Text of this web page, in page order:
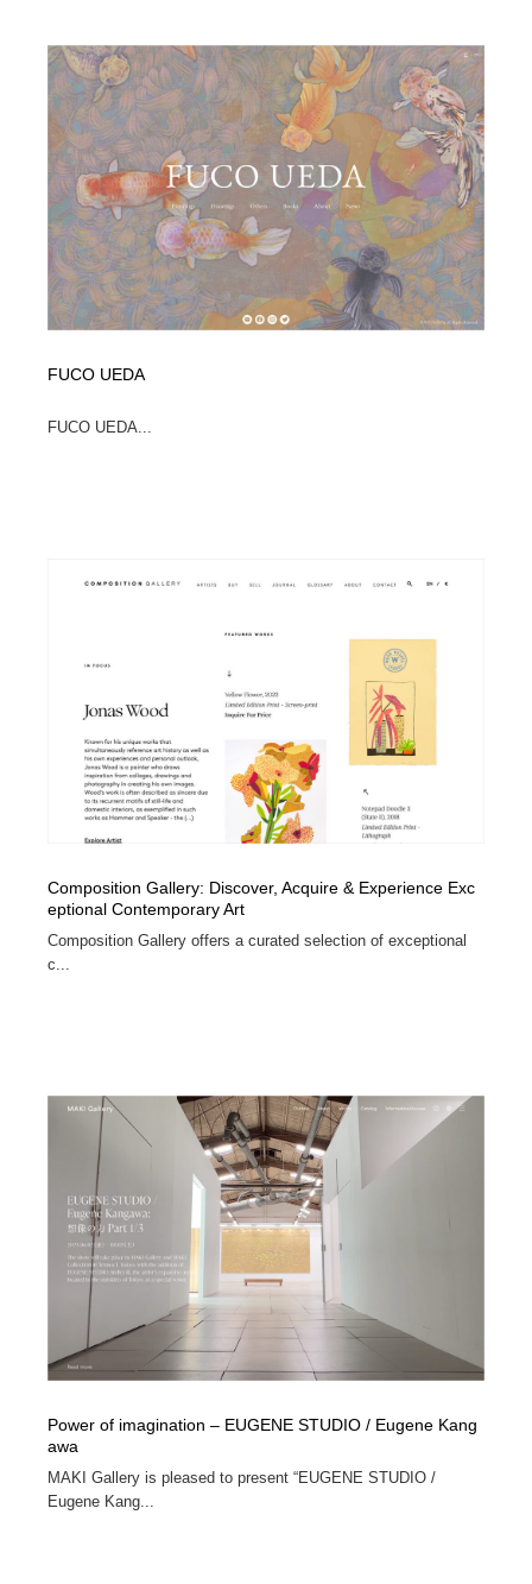
FUCO UEDA
FUCO UEDA...
Composition Gallery: Discover, Acquire & Experience Exc
eptional Contemporary Art
Composition Gallery offers a curated selection of exceptional
c...
Power of imagination – EUGENE STUDIO / Eugene Kang
awa
MAKI Gallery is pleased to present “EUGENE STUDIO /
Eugene Kang...